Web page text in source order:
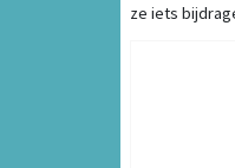
ze iets